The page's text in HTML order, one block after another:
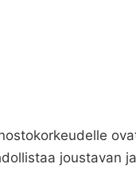
joustavan ja